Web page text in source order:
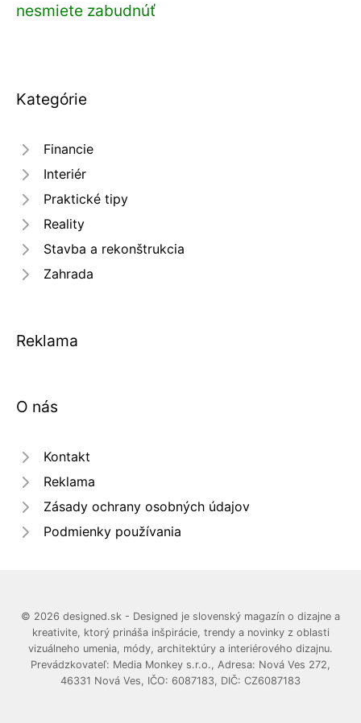
nesmiete zabudnúť
Kategórie
Financie
Interiér
Praktické tipy
Reality
Stavba a rekonštrukcia
Zahrada
Reklama
O nás
Kontakt
Reklama
Zásady ochrany osobných údajov
Podmienky používania
© 2026 designed.sk - Designed je slovenský magazín o dizajne a
kreativite, ktorý prináša inšpirácie, trendy a novinky z oblasti
vizuálneho umenia, módy, architektúry a interiérového dizajnu.
Prevádzkovateľ: Media Monkey s.r.o., Adresa: Nová Ves 272,
46331 Nová Ves, IČO: 6087183, DIČ: CZ6087183